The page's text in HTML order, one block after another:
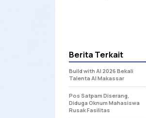
Berita Terkait
Build with AI 2026 Bekali
Talenta AI Makassar
Pos Satpam Diserang,
Diduga Oknum Mahasiswa
Rusak Fasilitas